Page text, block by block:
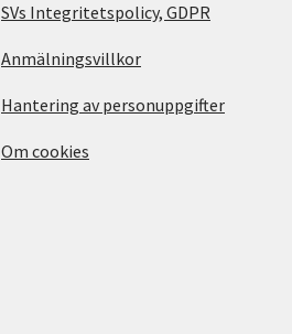
SVs Integritetspolicy, GDPR
Anmälningsvillkor
Hantering av personuppgifter
Om cookies